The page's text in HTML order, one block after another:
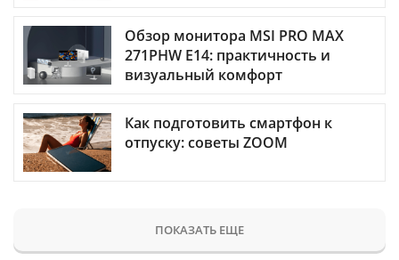
Обзор монитора MSI PRO MAX
271PHW E14: практичность и
визуальный комфорт
Как подготовить смартфон к
отпуску: советы ZOOM
ПОКАЗАТЬ ЕЩЕ